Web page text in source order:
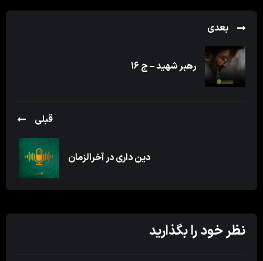
بعدی
رهبر شهید – ج ۱۶
قبلی
دین داری در آخرالزمان
نظر خود را بگذارید